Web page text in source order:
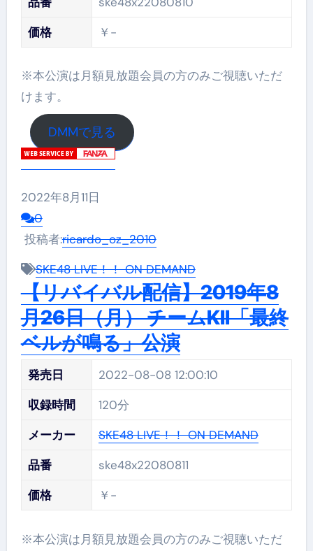
価格
￥-
※本公演は月額見放題会員の方のみご視聴いただ
けます。
DMMで見る
2022年8月11日
0
投稿者:ricardo_oz_2010
SKE48 LIVE！！ ON DEMAND
【リバイバル配信】2019年8
月26日（月） チームKII「最終
ベルが鳴る」公演
発売日
2022-08-08 12:00:10
収録時間
120分
メーカー
SKE48 LIVE！！ ON DEMAND
品番
ske48x22080811
価格
￥-
※本公演は月額見放題会員の方のみご視聴いただ